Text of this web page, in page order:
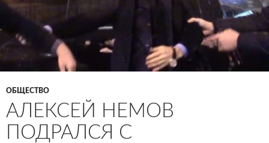
ОБЩЕСТВО
АЛЕКСЕЙ НЕМОВ
ПОДРАЛСЯ С